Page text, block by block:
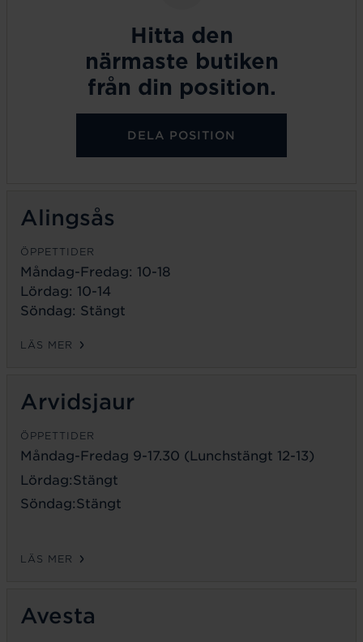
Hitta den
närmaste butiken
från din position.
DELA POSITION
Alingsås
ÖPPETTIDER
Måndag-Fredag: 10-18
Lördag: 10-14
Söndag: Stängt
LÄS MER
Arvidsjaur
ÖPPETTIDER
Måndag-Fredag 9-17.30 (Lunchstängt 12-13)
Lördag:Stängt
Söndag:Stängt
LÄS MER
Avesta